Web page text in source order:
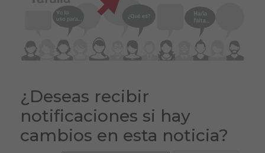
¿Deseas recibir
notificaciones si hay
cambios en esta noticia?